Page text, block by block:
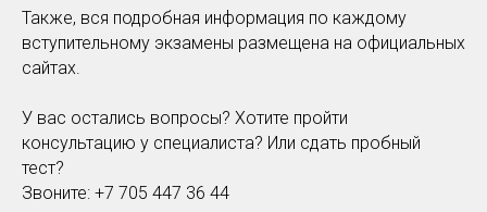
Также, вся подробная информация по каждому
вступительному экзамены размещена на официальных
сайтах.
У вас остались вопросы? Хотите пройти
консультацию у специалиста? Или сдать пробный
тест?
Звоните: +7 705 447 36 44